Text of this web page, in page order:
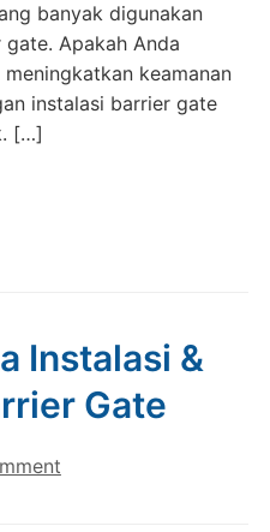
banyak digunakan
Apakah Anda
keamanan
instalasi barrier gate
[…]
Instalasi &
Gate